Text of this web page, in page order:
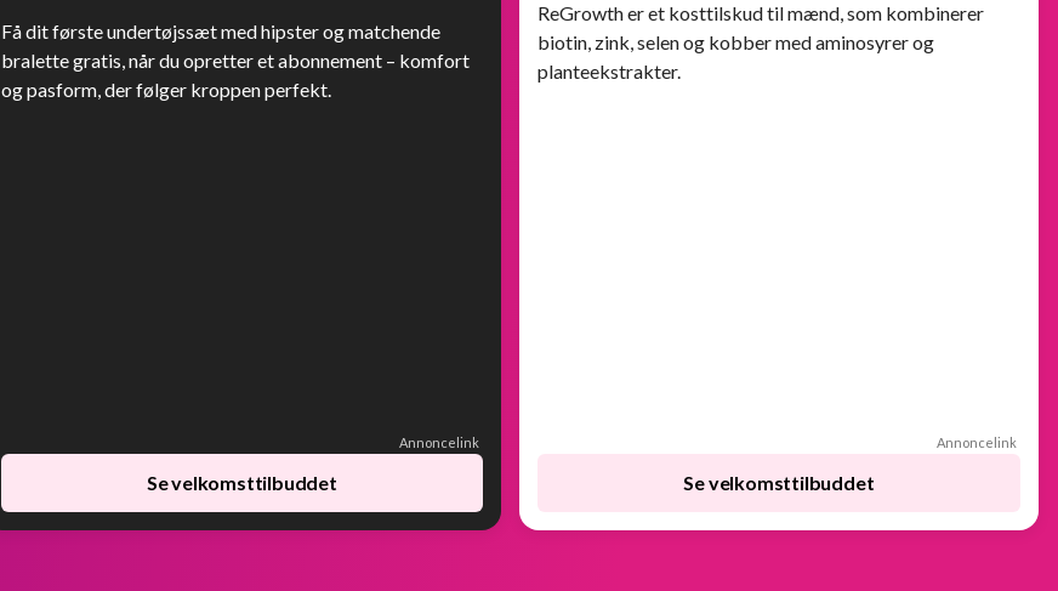
Få dit første undertøjssæt med hipster og matchende
bralette gratis, når du opretter et abonnement – komfort
og pasform, der følger kroppen perfekt.
Annoncelink
Se velkomsttilbuddet
ReGrowth er et kosttilskud til mænd, som kombinerer
biotin, zink, selen og kobber med aminosyrer og
planteekstrakter.
Annoncelink
Se velkomsttilbuddet